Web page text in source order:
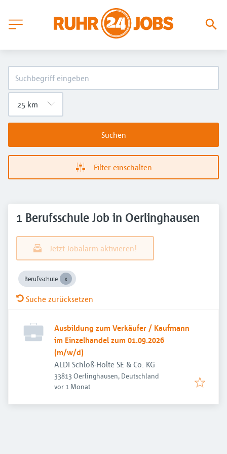
Suchen
Filter einschalten
1 Berufsschule Job in Oerlinghausen
Jetzt Jobalarm aktivieren!
Berufsschule
Suche zurücksetzen
Ausbildung zum Verkäufer / Kaufmann
im Einzelhandel zum 01.09.2026
(m/w/d)
ALDI Schloß-Holte SE & Co. KG
33813 Oerlinghausen, Deutschland
Veröffentlicht
vor 1 Monat